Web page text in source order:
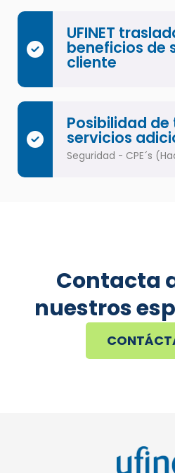
UFINET
beneficios de
cliente
Posibilidad
servicios
Seguridad - CPE´s
Contacta
nuestros